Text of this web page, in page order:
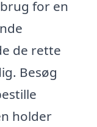
for en
de rette
Besøg
holder